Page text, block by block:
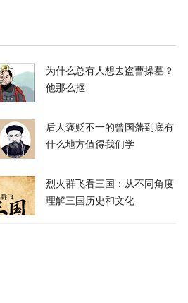
基指责盟友间接导致重大伤
418
为什么总有人想去盗曹操墓？
他那么抠
后人褒贬不一的曾国藩到底有
什么地方值得我们学
烈火群飞看三国：从不同角度
理解三国历史和文化